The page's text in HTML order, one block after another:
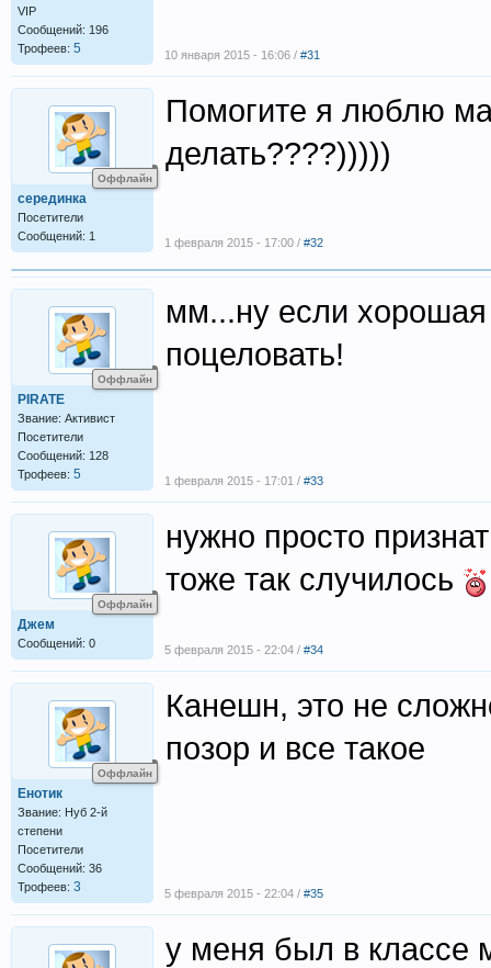
VIP
Сообщений: 196
Трофеев: 5 10 января 2015 - 16:06 / #31
Оффлайн
серединка
Посетители
Сообщений: 1
Помогите я люблю
делать????)))))
1 февраля 2015 - 17:00 / #32
Оффлайн
PIRATE
Звание: Активист
Посетители
Сообщений: 128
Трофеев: 5
мм...ну если хорошая
поцеловать!
1 февраля 2015 - 17:01 / #33
Оффлайн
Джем
Сообщений: 0
нужно просто
тоже так случилось
5 февраля 2015 - 22:04 / #34
Оффлайн
Енотик
Звание: Нуб 2-й
степени
Посетители
Сообщений: 36
Трофеев: 3
Канешн, это не
позор и все такое
5 февраля 2015 - 22:04 / #35
у меня был в классе